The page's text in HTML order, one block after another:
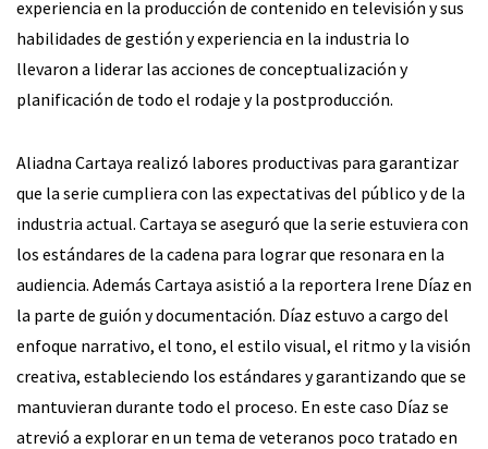
experiencia en la producción de contenido en televisión y sus
habilidades de gestión y experiencia en la industria lo
llevaron a liderar las acciones de conceptualización y
planificación de todo el rodaje y la postproducción.
Aliadna Cartaya realizó labores productivas para garantizar
que la serie cumpliera con las expectativas del público y de la
industria actual. Cartaya se aseguró que la serie estuviera con
los estándares de la cadena para lograr que resonara en la
audiencia. Además Cartaya asistió a la reportera Irene Díaz en
la parte de guión y documentación. Díaz estuvo a cargo del
enfoque narrativo, el tono, el estilo visual, el ritmo y la visión
creativa, estableciendo los estándares y garantizando que se
mantuvieran durante todo el proceso. En este caso Díaz se
atrevió a explorar en un tema de veteranos poco tratado en